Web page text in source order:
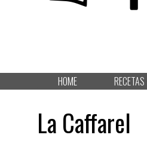
HOME RECETAS
La Caffarel